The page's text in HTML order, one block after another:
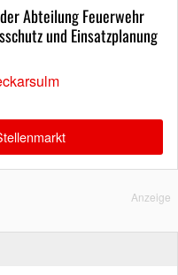
Abteilung Feuerwehr
und Einsatzplanung
Anzeige